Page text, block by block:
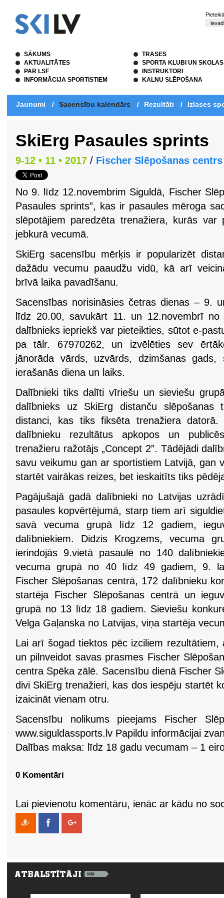
SĀKUMS
AKTUALITĀTES
PAR LSF
INFORMĀCIJA SPORTISTIEM
TRASES
SPORTA KLUBI UN SKOLAS
INSTRUKTORI
KALNU SLĒPOŠANA
Jaunumi / Sacensību kalendārs / Rezultāti / Izlases
SkiErg Pasaules sprints
9-12 • 11 • 2017 / Fischer Slēpošanas centrs
No 9. līdz 12.novembrim Siguldā, Fischer
Pasaules sprints”, kas ir pasaules mēroga
slēpotājiem paredzēta trenažiera, kurās var
jebkurā vecumā.
SkiErg sacensību mērķis ir popularizēt
dažādu vecumu paaudžu vidū, kā arī
brīvā laika pavadīšanu.
Sacensības norisināsies četras dienas – 9.
līdz 20.00, savukārt 11. un 12.novembrī
dalībnieks iepriekš var pieteikties, sūtot e-
pa tālr. 67970262, un izvēlēties sev
jānorāda vārds, uzvārds, dzimšanas
ierašanās diena un laiks.
Dalībnieki tiks dalīti vīriešu un sieviešu
dalībnieks uz SkiErg distanču slēpošanas
distanci, kas tiks fiksēta trenažiera
dalībnieku rezultātus apkopos un
trenažieru ražotājs „Concept 2”. Tādējādi
savu veikumu gan ar sportistiem Latvijā, gan
startēt vairākas reizes, bet ieskaitīts tiks
Pagājušajā gadā dalībnieki no Latvijas
pasaules kopvērtējumā, starp tiem arī
savā vecuma grupā līdz 12 gadiem,
dalībniekiem. Didzis Krogzems, vecuma
ierindojās 9.vietā pasaulē no 140
vecuma grupā no 40 līdz 49 gadiem, 9.
Fischer Slēpošanas centrā, 172 dalībnieku
startēja Fischer Slēpošanas centrā un
grupā no 13 līdz 18 gadiem. Sieviešu
Velga Gaļanska no Latvijas, viņa startēja
Lai arī šogad tiektos pēc izciliem rezultātiem,
un pilnveidot savas prasmes Fischer
centra Spēka zālē. Sacensību dienā Fischer
divi SkiErg trenažieri, kas dos iespēju startēt
izaicināt vienam otru.
Sacensību nolikums pieejams Fischer
www.siguldassports.lv Papildu informācijai
Dalības maksa: līdz 18 gadu vecumam – 1
0 Komentāri
Lai pievienotu komentāru, ienāc ar kādu no